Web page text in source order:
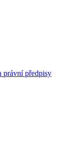
právní předpisy